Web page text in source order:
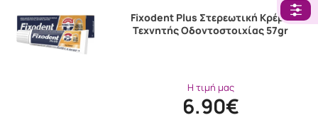
Fixodent Plus Στερεωτική Κρέμα
Τεχνητής Οδοντοστοιχίας 57gr
Η τιμή μας
6.90€